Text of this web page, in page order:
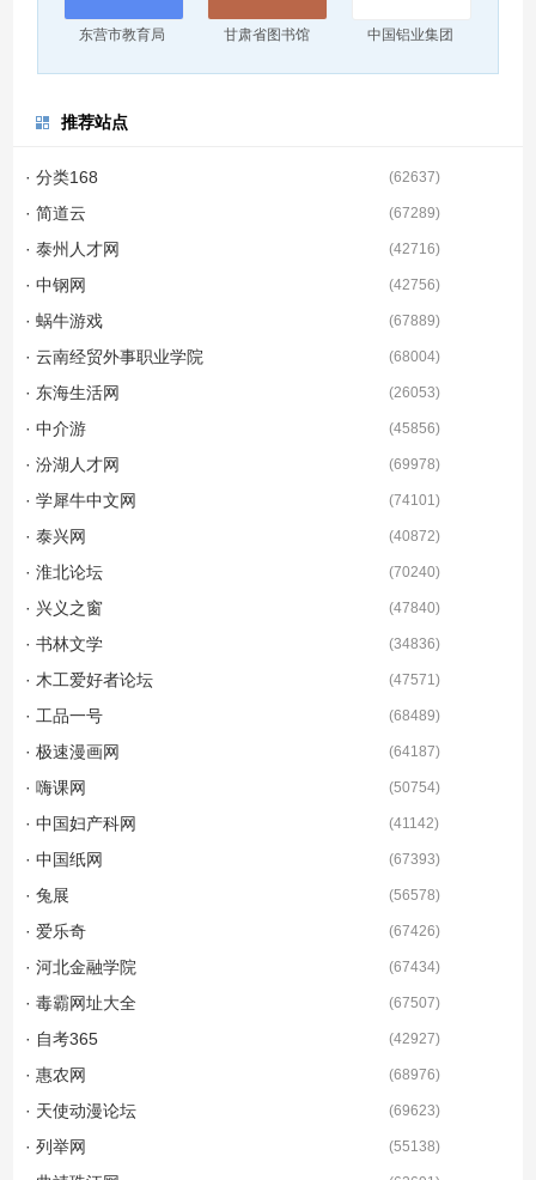
东营市教育局 甘肃省图书馆 中国铝业集团
推荐站点
· 分类168 (62637)
· 简道云 (67289)
· 泰州人才网 (42716)
· 中钢网 (42756)
· 蜗牛游戏 (67889)
· 云南经贸外事职业学院 (68004)
· 东海生活网 (26053)
· 中介游 (45856)
· 汾湖人才网 (69978)
· 学犀牛中文网 (74101)
· 泰兴网 (40872)
· 淮北论坛 (70240)
· 兴义之窗 (47840)
· 书林文学 (34836)
· 木工爱好者论坛 (47571)
· 工品一号 (68489)
· 极速漫画网 (64187)
· 嗨课网 (50754)
· 中国妇产科网 (41142)
· 中国纸网 (67393)
· 兔展 (56578)
· 爱乐奇 (67426)
· 河北金融学院 (67434)
· 毒霸网址大全 (67507)
· 自考365 (42927)
· 惠农网 (68976)
· 天使动漫论坛 (69623)
· 列举网 (55138)